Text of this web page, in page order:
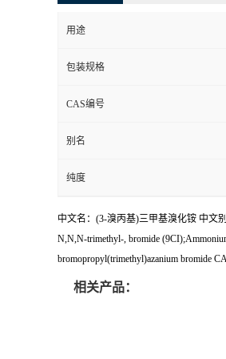
用途
包装规格
CAS编号
别名
纯度
中文名：(3-溴丙基)三甲基溴化铵 中文
N,N,N-trimethyl-, bromide
bromopropyl(trimethyl)azanium bromide
相关产品：